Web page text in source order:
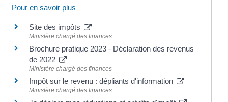
Pour en savoir plus
Site des impôts
Ministère chargé des finances
Brochure pratique 2023 - Déclaration des revenus
de 2022
Ministère chargé des finances
Impôt sur le revenu : dépliants d'information
Ministère chargé des finances